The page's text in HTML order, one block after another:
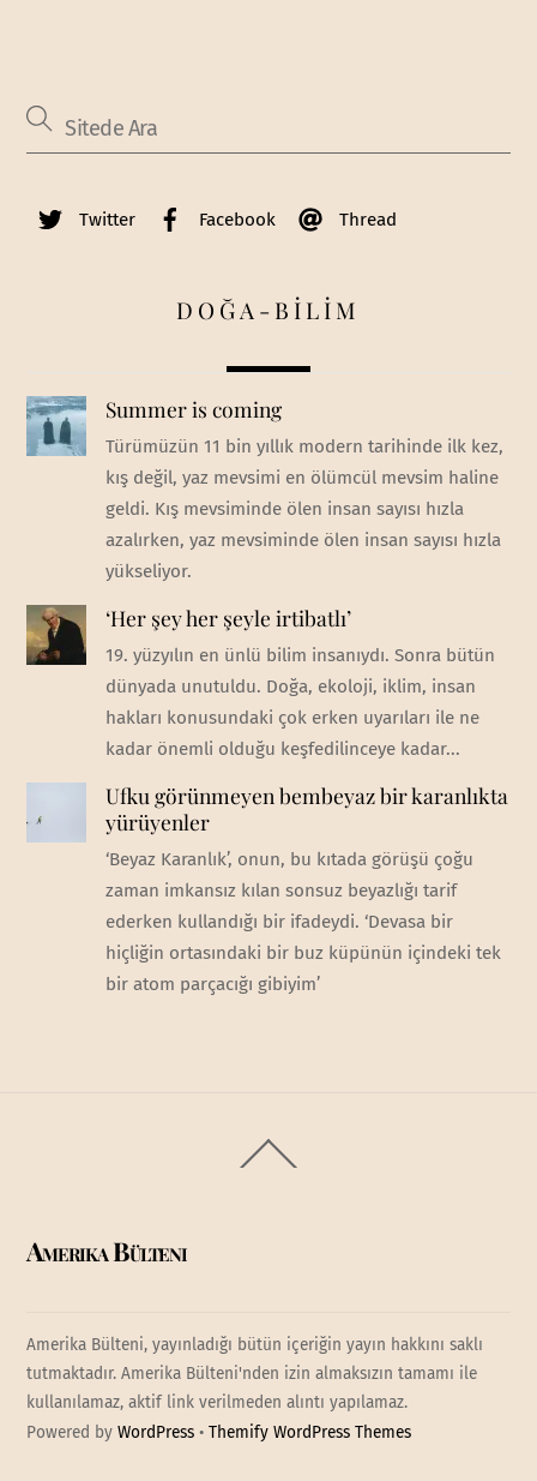
Twitter Facebook Thread
DOĞA-BİLİM
Summer is coming
Türümüzün 11 bin yıllık modern tarihinde ilk kez,
kış değil, yaz mevsimi en ölümcül mevsim haline
geldi. Kış mevsiminde ölen insan sayısı hızla
azalırken, yaz mevsiminde ölen insan sayısı hızla
yükseliyor.
‘Her şey her şeyle irtibatlı’
19. yüzyılın en ünlü bilim insanıydı. Sonra bütün
dünyada unutuldu. Doğa, ekoloji, iklim, insan
hakları konusundaki çok erken uyarıları ile ne
kadar önemli olduğu keşfedilinceye kadar...
Ufku görünmeyen bembeyaz bir karanlıkta
yürüyenler
‘Beyaz Karanlık’, onun, bu kıtada görüşü çoğu
zaman imkansız kılan sonsuz beyazlığı tarif
ederken kullandığı bir ifadeydi. ‘Devasa bir
hiçliğin ortasındaki bir buz küpünün içindeki tek
bir atom parçacığı gibiyim’
To
Amerika Bülteni
Amerika Bülteni, yayınladığı bütün içeriğin yayın hakkını saklı
tutmaktadır. Amerika Bülteni'nden izin almaksızın tamamı ile
kullanılamaz, aktif link verilmeden alıntı yapılamaz.
Powered byWordPress •Themify WordPress Themes